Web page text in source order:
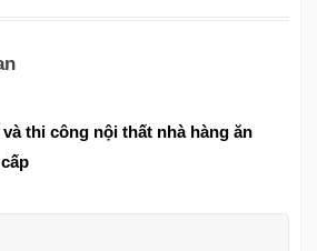
thi công nội thất nhà hàng ăn